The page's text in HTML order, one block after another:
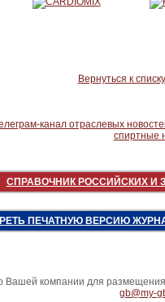
Вернуться к
СПРАВОЧНИК РОССИЙСКИХ И
ПЕЧАТНУЮ ВЕРСИЮ
компании для
gb@my-